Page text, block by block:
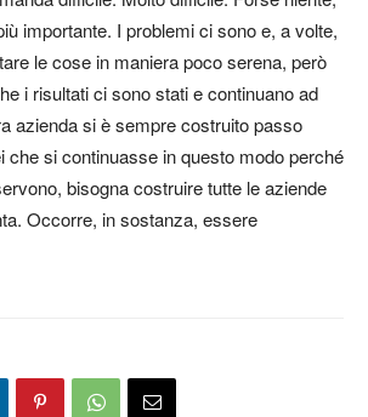
importante. I problemi ci sono e, a volte,
le cose in maniera poco serena, però
i risultati ci sono stati e continuano ad
azienda si è sempre costruito passo
che si continuasse in questo modo perché
bisogna costruire tutte le aziende
Occorre, in sostanza, essere